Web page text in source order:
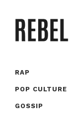
RAP
POP CULTURE
GOSSIP